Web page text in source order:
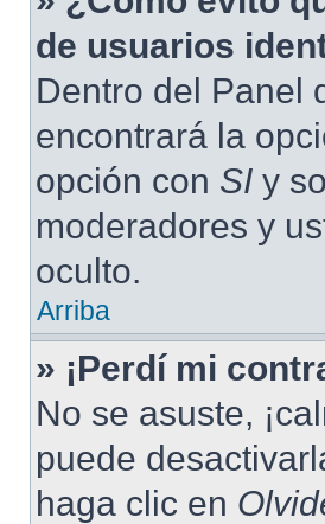
de usuarios
Dentro del Panel
encontrará la
opción con SI y
moderadores y
oculto.
Arriba
» ¡Perdí mi
No se asuste,
puede
haga clic en